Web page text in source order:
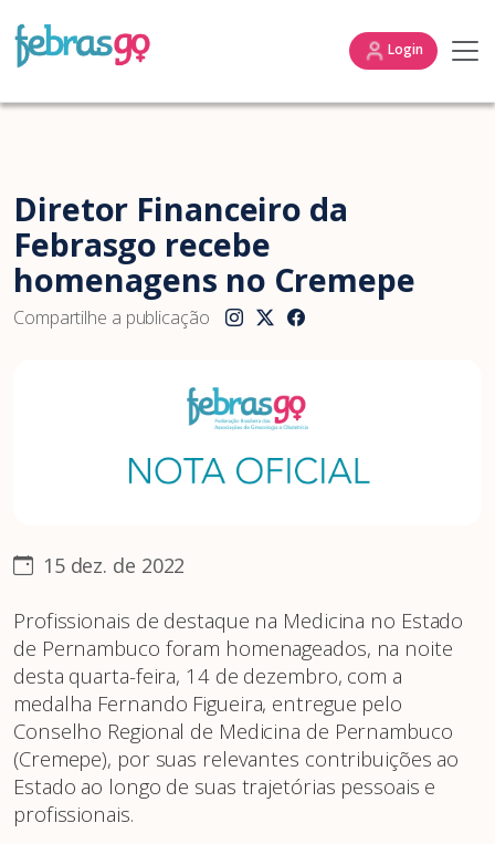
Login
Diretor Financeiro da
Febrasgo recebe
homenagens no Cremepe
Compartilhe a publicação
15 dez. de 2022
Profissionais de destaque na Medicina no Estado
de Pernambuco foram homenageados, na noite
desta quarta-feira, 14 de dezembro, com a
medalha Fernando Figueira, entregue pelo
Conselho Regional de Medicina de Pernambuco
(Cremepe), por suas relevantes contribuições ao
Estado ao longo de suas trajetórias pessoais e
profissionais.